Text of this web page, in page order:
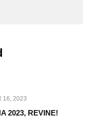
16, 2023
2023, REVINE!